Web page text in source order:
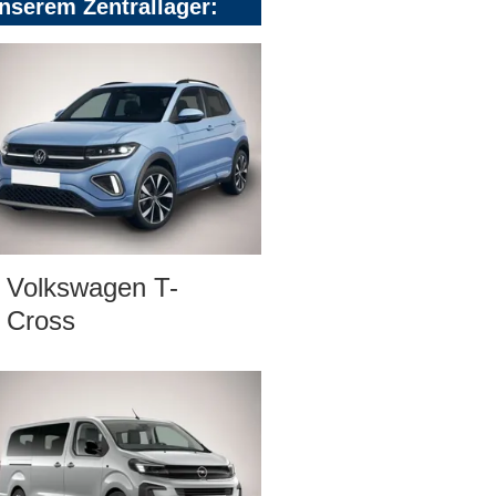
Zentrallager:
Volkswagen T-
Cross